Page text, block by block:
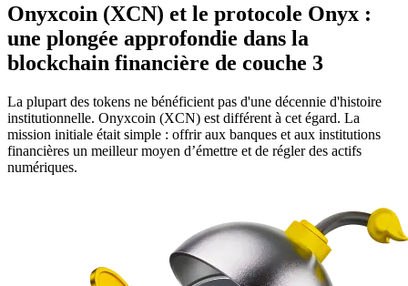
Onyxcoin (XCN) et le protocole Onyx :
une plongée approfondie dans la
blockchain financière de couche 3
La plupart des tokens ne bénéficient pas d'une décennie d'histoire
institutionnelle. Onyxcoin (XCN) est différent à cet égard. La
mission initiale était simple : offrir aux banques et aux institutions
financières un meilleur moyen d’émettre et de régler des actifs
numériques.